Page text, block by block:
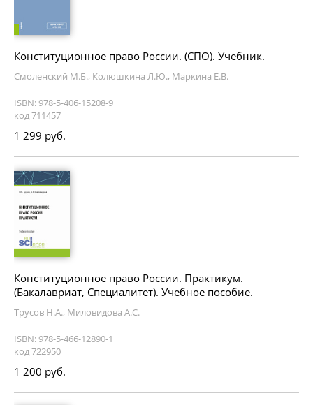
Конституционное право России. (СПО). Учебник.
Смоленский М.Б., Колюшкина Л.Ю., Маркина Е.В.
ISBN: 978-5-406-15208-9
код 711457
1 299 руб.
Конституционное право России. Практикум.
(Бакалавриат, Специалитет). Учебное пособие.
Трусов Н.А., Миловидова А.С.
ISBN: 978-5-466-12890-1
код 722950
1 200 руб.